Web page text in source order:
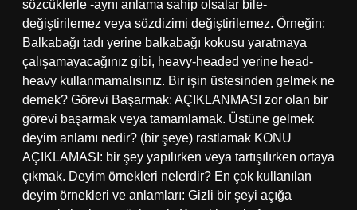
sözcüklerle -aynı anlama sahip olsalar bile-
değiştirilemez veya sözdizimi değiştirilemez. Örneğin;
Balkabağı tadı yerine balkabağı kokusu yaratmaya
çalışamayacağınız gibi, heavy-headed yerine head-
heavy kullanmamalısınız. Bir işin üstesinden gelmek ne
demek? Görevi Başarmak: AÇIKLANMASI zor olan bir
görevi başarmak veya tamamlamak. Üstüne gelmek
deyim anlamı nedir? (bir şeye) rastlamak KONU
AÇIKLAMASI: bir şey yapılırken veya tartışılırken ortaya
çıkmak. Deyim örnekleri nelerdir? En çok kullanılan
deyim örnekleri ve anlamları: Gizli bir şeyi açığa